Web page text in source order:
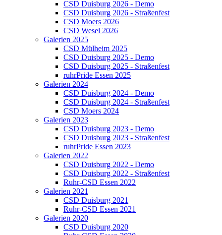
CSD Duisburg 2026 - Demo
CSD Duisburg 2026 - Straßenfest
CSD Moers 2026
CSD Wesel 2026
Galerien 2025
CSD Mülheim 2025
CSD Duisburg 2025 - Demo
CSD Duisburg 2025 - Straßenfest
ruhrPride Essen 2025
Galerien 2024
CSD Duisburg 2024 - Demo
CSD Duisburg 2024 - Straßenfest
CSD Moers 2024
Galerien 2023
CSD Duisburg 2023 - Demo
CSD Duisburg 2023 - Straßenfest
ruhrPride Essen 2023
Galerien 2022
CSD Duisburg 2022 - Demo
CSD Duisburg 2022 - Straßenfest
Ruhr-CSD Essen 2022
Galerien 2021
CSD Duisburg 2021
Ruhr-CSD Essen 2021
Galerien 2020
CSD Duisburg 2020